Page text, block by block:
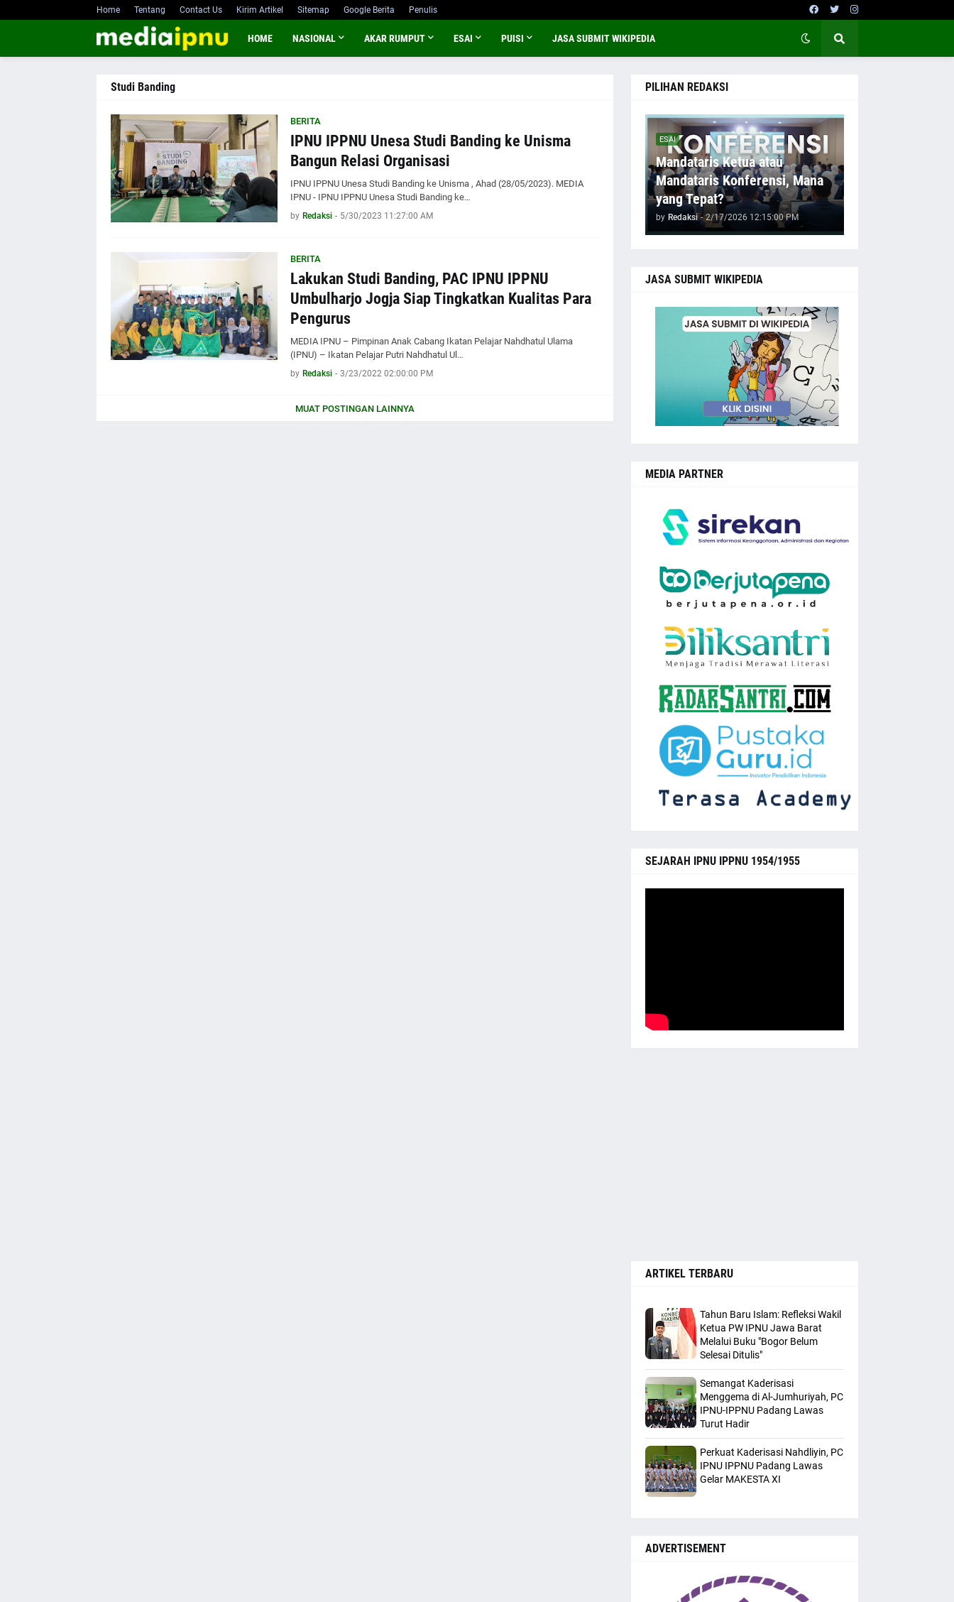
Home Tentang Contact Us Kirim Artikel Sitemap Google Berita Penulis
HOME NASIONAL AKAR RUMPUT ESAI PUISI JASA SUBMIT WIKIPEDIA
Studi Banding
BERITA
IPNU IPPNU Unesa Studi Banding ke Unisma
Bangun Relasi Organisasi
IPNU IPPNU Unesa Studi Banding ke Unisma , Ahad (28/05/2023). MEDIA
IPNU - IPNU IPPNU Unesa Studi Banding ke…
by Redaksi - 5/30/2023 11:27:00 AM
BERITA
Lakukan Studi Banding, PAC IPNU IPPNU
Umbulharjo Jogja Siap Tingkatkan Kualitas Para
Pengurus
MEDIA IPNU – Pimpinan Anak Cabang Ikatan Pelajar Nahdhatul Ulama
(IPNU) – Ikatan Pelajar Putri Nahdhatul Ul…
by Redaksi - 3/23/2022 02:00:00 PM
MUAT POSTINGAN LAINNYA
PILIHAN REDAKSI
ESAI
Mandataris Ketua atau
Mandataris Konferensi, Mana
yang Tepat?
by Redaksi - 2/17/2026 12:15:00 PM
JASA SUBMIT WIKIPEDIA
MEDIA PARTNER
SEJARAH IPNU IPPNU 1954/1955
ARTIKEL TERBARU
Tahun Baru Islam: Refleksi Wakil
Ketua PW IPNU Jawa Barat
Melalui Buku "Bogor Belum
Selesai Ditulis"
Semangat Kaderisasi
Menggema di Al-Jumhuriyah, PC
IPNU-IPPNU Padang Lawas
Turut Hadir
Perkuat Kaderisasi Nahdliyin, PC
IPNU IPPNU Padang Lawas
Gelar MAKESTA XI
ADVERTISEMENT